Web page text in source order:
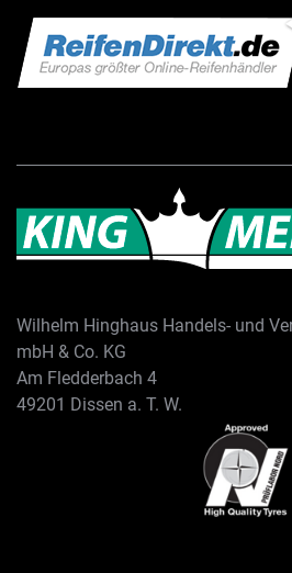
Wilhelm Hinghaus Handels- und
mbH & Co. KG
Am Fledderbach 4
49201 Dissen a. T. W.